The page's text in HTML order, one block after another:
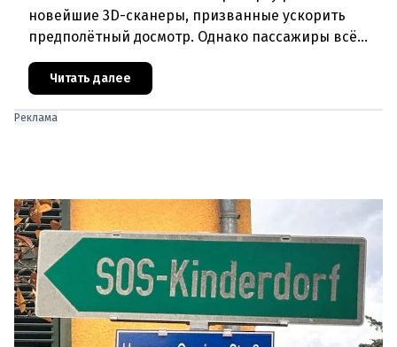
новейшие 3D-сканеры, призванные ускорить
предполётный досмотр. Однако пассажиры всё
отправляют на дополнительную пров
Читать далее
Реклама